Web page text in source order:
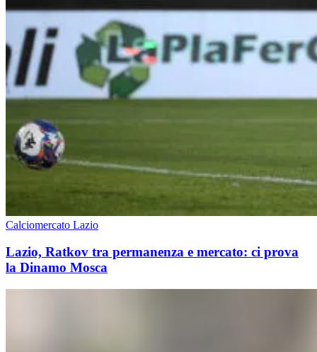
Calciomercato Lazio
Lazio, Ratkov tra permanenza e mercato: ci prova
la Dinamo Mosca